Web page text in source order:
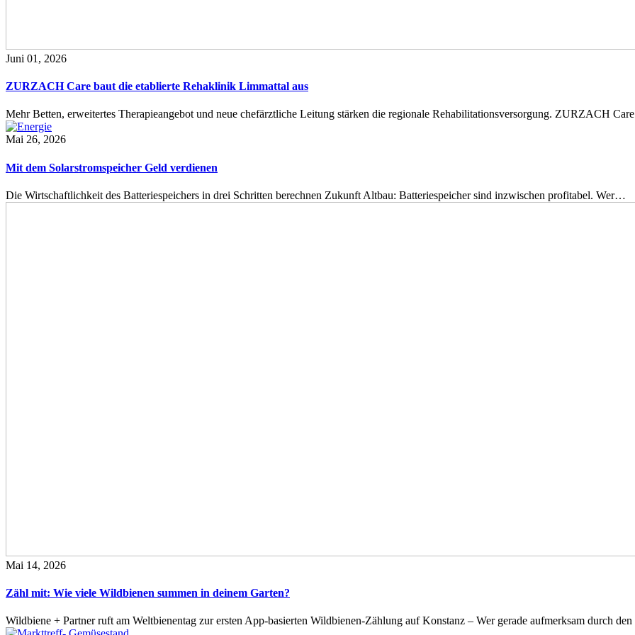
Juni 01, 2026
ZURZACH Care baut die etablierte Rehaklinik Limmattal aus
Mehr Betten, erweitertes Therapieangebot und neue chefärztliche Leitung stärken die regionale Rehabilitationsversorgung. ZURZACH
Mai 26, 2026
Mit dem Solarstromspeicher Geld verdienen
Die Wirtschaftlichkeit des Batteriespeichers in drei Schritten berechnen Zukunft Altbau: Batteriespeicher sind inzwischen profitabel. Wer…
Mai 14, 2026
Zähl mit: Wie viele Wildbienen summen in deinem Garten?
Wildbiene + Partner ruft am Weltbienentag zur ersten App-basierten Wildbienen-Zählung auf Konstanz – Wer gerade aufmerksam durch